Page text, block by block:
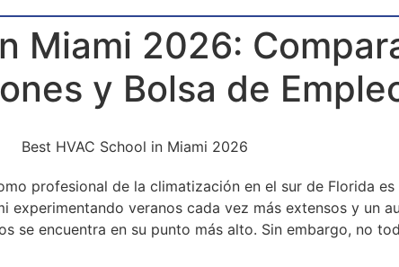
Miami 2026:
y Bolsa de
profesional de la climatización en el sur de Florida
veranos cada vez más extensos y un
se encuentra en su punto más alto. Sin embargo, no